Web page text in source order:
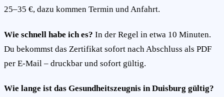
25–35 €, dazu kommen Termin und Anfahrt.
Wie schnell habe ich es? In der Regel in etwa 10 Minuten.
Du bekommst das Zertifikat sofort nach Abschluss als PDF
per E-Mail – druckbar und sofort gültig.
Wie lange ist das Gesundheitszeugnis in Duisburg gültig?